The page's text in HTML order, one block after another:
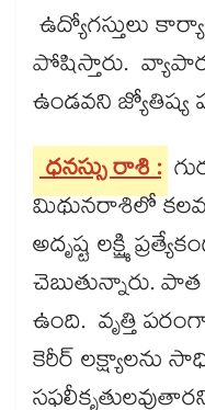
ఉద్యోగస్తులు
పోషిస్తారు.
ఉండవని జ్యోతిష్య
ధనస్సు రాశి :
మిథునరాశిలో
అదృష్ట లక్ష్మి
చెబుతున్నారు.
ఉంది. వృత్తి
కెరీర్​ లక్ష్యాలను